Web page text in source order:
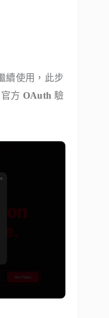
續使用，此步
方 OAuth 驗